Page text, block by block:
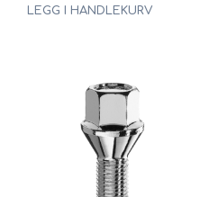
LEGG I HANDLEKURV